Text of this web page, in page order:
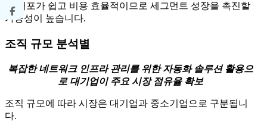
은 배포가 쉽고 비용 효율적이므로 세그먼트 성장을 촉진할
가능성이 높습니다.
조직 규모 분석별
복잡한 네트워크 인프라 관리를 위한 자동화 솔루션 활용으
로 대기업이 주요 시장 점유율 확보
조직 규모에 따라 시장은 대기업과 중소기업으로 구분됩니
다.